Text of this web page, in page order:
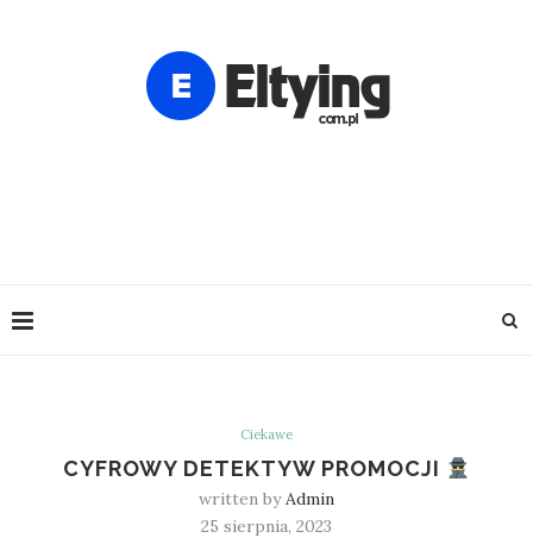
Ciekawe
CYFROWY DETEKTYW PROMOCJI
written byAdmin
25 sierpnia, 2023